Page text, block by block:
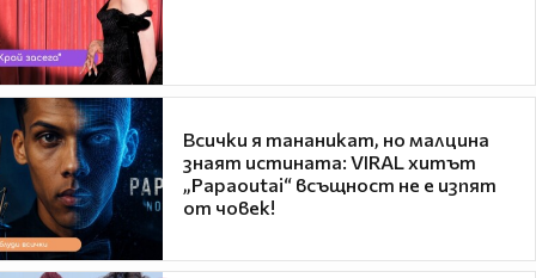
Всички я тананикат, но малцина
знаят истината: VIRAL хитът
„Papaoutai“ всъщност не е изпят
от човек!